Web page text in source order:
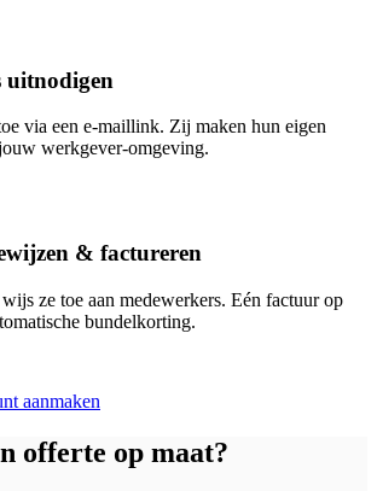
uitnodigen
via een e-maillink. Zij maken hun eigen
werkgever-omgeving.
& factureren
wijs ze toe aan medewerkers. Eén factuur op
bundelkorting.
aanmaken
offerte op maat?